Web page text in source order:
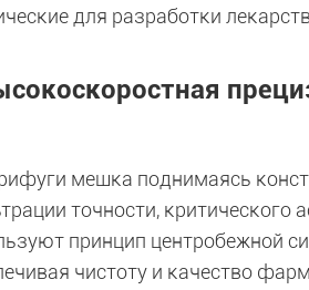
для разработки лекарств.
мешка поднимаясь
точности, критического
принцип центробежной
чистоту и качество